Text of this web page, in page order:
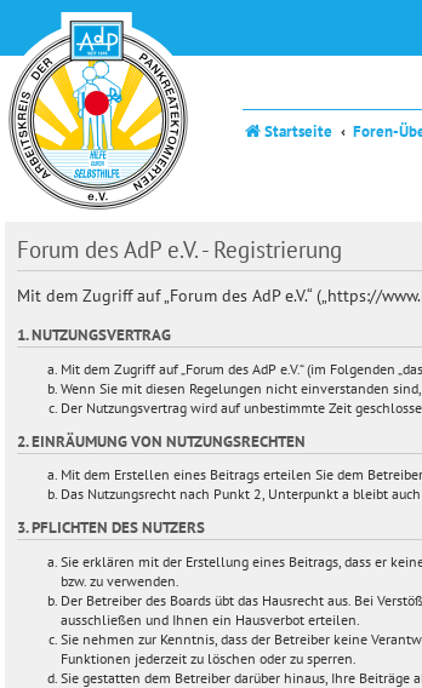
Startseite Foren-
Forum des AdP e.V. - Registrierung
Mit dem Zugriff auf „Forum des AdP e.V.“ („https://
1. NUTZUNGSVERTRAG
Mit dem Zugriff auf „Forum des AdP e.V.“ (im Folgenden
Wenn Sie mit diesen Regelungen nicht einverstanden
Der Nutzungsvertrag wird auf unbestimmte Zeit
2. EINRÄUMUNG VON NUTZUNGSRECHTEN
Mit dem Erstellen eines Beitrags erteilen Sie dem
Das Nutzungsrecht nach Punkt 2, Unterpunkt a bleibt
3. PFLICHTEN DES NUTZERS
Sie erklären mit der Erstellung eines Beitrags, dass er
bzw. zu verwenden.
Der Betreiber des Boards übt das Hausrecht aus. Bei
ausschließen und Ihnen ein Hausverbot erteilen.
Sie nehmen zur Kenntnis, dass der Betreiber keine
Funktionen jederzeit zu löschen oder zu sperren.
Sie gestatten dem Betreiber darüber hinaus, Ihre Beiträge